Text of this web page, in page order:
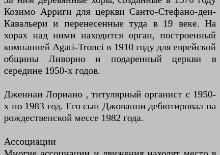
Козимо Арриги для церкви Санто-Стефано-деи-
Кавальери и перенесенные туда в 19 веке. На
хорах над ними находится орган, построенный
компанией Agati-Tronci в 1910 году для еврейской
общины Ливорно и подаренный церкви в
середине 1950-х годов.
Дженнаи Лориано , титулярный органист с 1950-
х по 1983 год. Его сын Джованни дебютировал на
рождественской мессе 1982 года.
Ассоциации